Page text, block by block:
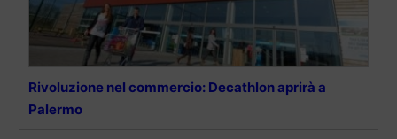
Rivoluzione nel commercio: Decathlon aprirà a
Palermo